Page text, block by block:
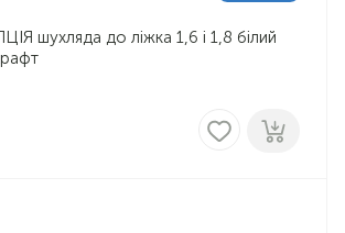
1,8 білий